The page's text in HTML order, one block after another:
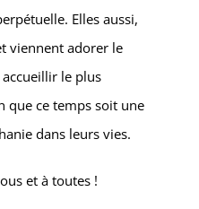
Elles aussi,
viennent adorer le
le plus
que ce temps soit une
dans leurs vies.
et à toutes !